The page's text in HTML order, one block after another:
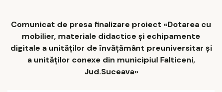
Comunicat de presa finalizare proiect «Dotarea cu
mobilier, materiale didactice și echipamente
digitale a unităților de învățământ preuniversitar și
a unităților conexe din municipiul Falticeni,
Jud.Suceava»